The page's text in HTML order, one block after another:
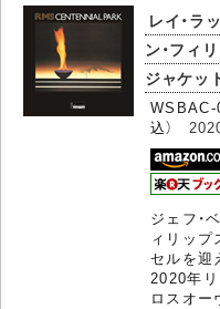
レイ・ラ
ン・フィ
ジャケッ
込）
ジェフ・
ィリップ
セルを迎
2020年
ロスオー